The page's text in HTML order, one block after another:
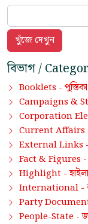
বিভাগ /
Booklets - পুস্তিকা
Campaigns &
Corporation
Current Affairs
External Links -
Fact & Figures -
Highlight -
International -
Party
People-State -